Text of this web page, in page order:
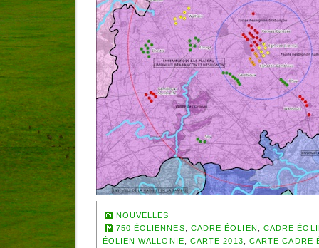
NOUVELLES
750 ÉOLIENNES
CADRE ÉOLIEN
CADRE
ÉOLIEN WALLONIE
CARTE 2013
CARTE CADRE